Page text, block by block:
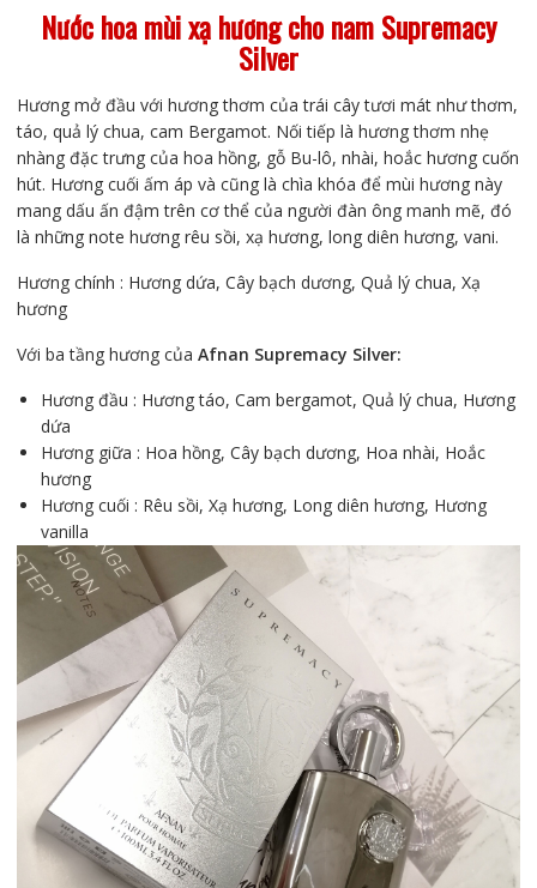
Nước hoa mùi xạ hương cho nam Supremacy
Silver
Hương mở đầu với hương thơm của trái cây tươi mát như thơm,
táo, quả lý chua, cam Bergamot. Nối tiếp là hương thơm nhẹ
nhàng đặc trưng của hoa hồng, gỗ Bu-lô, nhài, hoắc hương cuốn
hút. Hương cuối ấm áp và cũng là chìa khóa để mùi hương này
mang dấu ấn đậm trên cơ thể của người đàn ông manh mẽ, đó
là những note hương rêu sồi, xạ hương, long diên hương, vani.
Hương chính : Hương dứa, Cây bạch dương, Quả lý chua, Xạ
hương
Với ba tầng hương của Afnan Supremacy Silver:
Hương đầu : Hương táo, Cam bergamot, Quả lý chua, Hương
dứa
Hương giữa : Hoa hồng, Cây bạch dương, Hoa nhài, Hoắc
hương
Hương cuối : Rêu sồi, Xạ hương, Long diên hương, Hương
vanilla